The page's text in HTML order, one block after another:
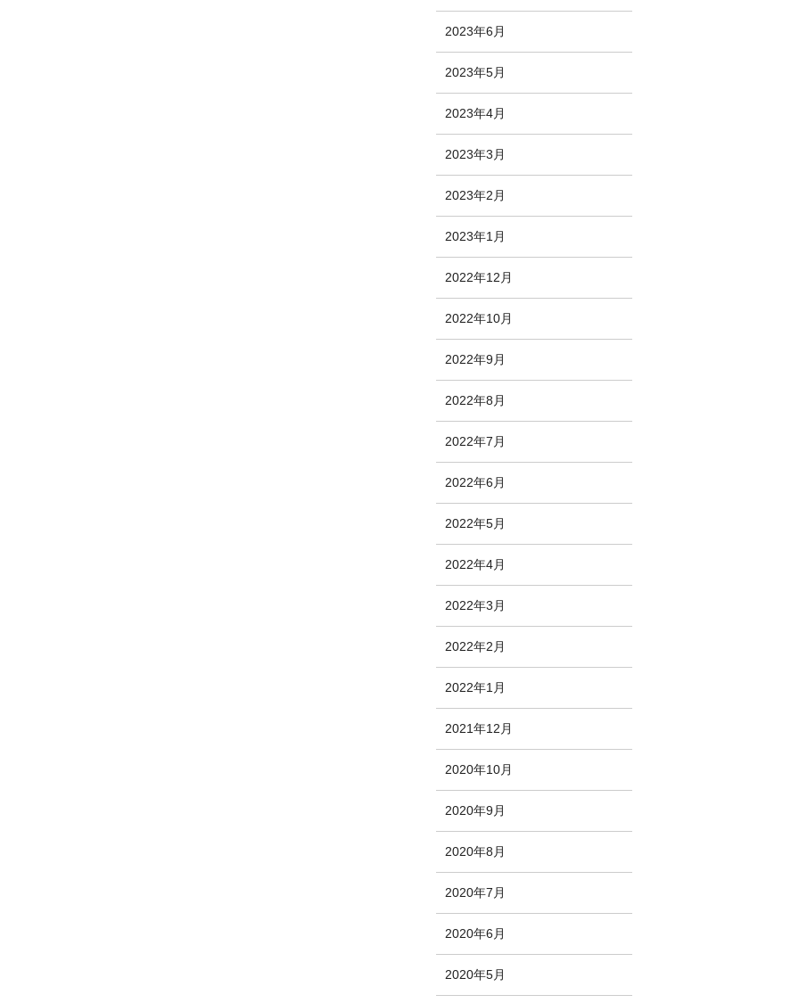
2023年6月
2023年5月
2023年4月
2023年3月
2023年2月
2023年1月
2022年12月
2022年10月
2022年9月
2022年8月
2022年7月
2022年6月
2022年5月
2022年4月
2022年3月
2022年2月
2022年1月
2021年12月
2020年10月
2020年9月
2020年8月
2020年7月
2020年6月
2020年5月